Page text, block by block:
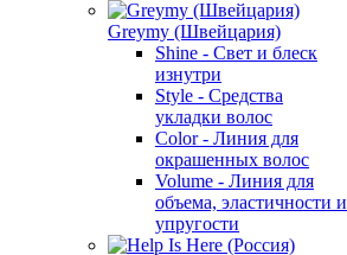
Greymy (Швейцария)
Shine - Свет и блеск
изнутри
Style - Средства
укладки волос
Color - Линия для
окрашенных волос
Volume - Линия для
объема, эластичности и
упругости